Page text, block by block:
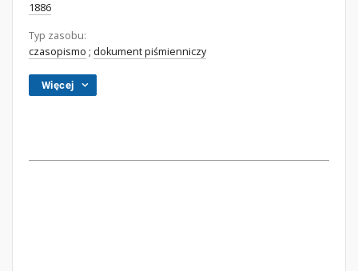
1886
Typ zasobu:
czasopismo ; dokument piśmienniczy
Więcej